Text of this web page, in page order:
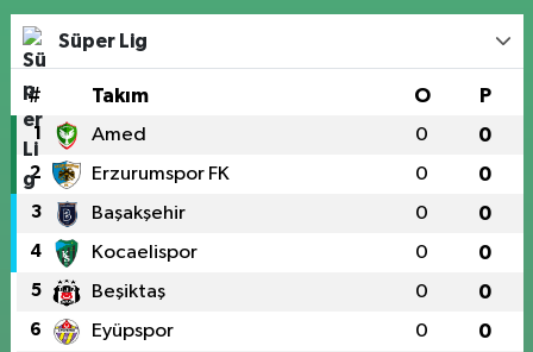
Süper Lig
# Takım O P
1 Amed 0 0
2 Erzurumspor FK 0 0
3 Başakşehir 0 0
4 Kocaelispor 0 0
5 Beşiktaş 0 0
6 Eyüpspor 0 0